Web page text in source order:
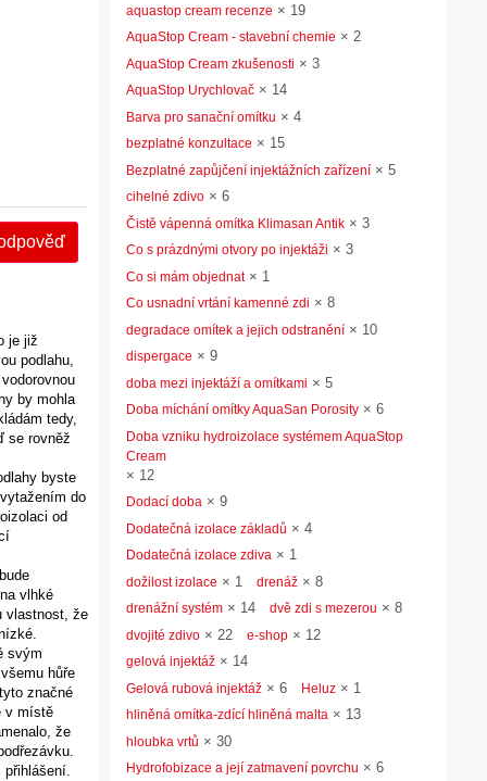
je již
podlahu,
by mohla
tedy,
se rovněž
byste
do
od
vlhké
vlastnost, že
svým
hůře
značné
v místě
že
přihlášení.
aquastop cream recenze × 19
AquaStop Cream - stavební chemie × 2
AquaStop Cream zkušenosti × 3
AquaStop Urychlovač × 14
Barva pro sanační omítku × 4
bezplatné konzultace × 15
Bezplatné zapůjčení injektážních zařízení × 5
cihelné zdivo × 6
Čistě vápenná omítka Klimasan Antik × 3
Co s prázdnými otvory po injektáži × 3
Co si mám objednat× 1
Co usnadní vrtání kamenné zdi × 8
degradace omítek a jejich odstranění × 10
dispergace × 9
doba mezi injektáží a omítkami × 5
Doba míchání omítky AquaSan Porosity × 6
Doba vzniku hydroizolace systémem AquaStop
Cream
× 12
Dodací doba × 9
Dodatečná izolace základů × 4
Dodatečná izolace zdiva × 1
dožilost izolace × 1 drenáž × 8
drenážní systém × 14 dvě zdi s mezerou × 8
dvojité zdivo × 22 e-shop × 12
gelová injektáž × 14
Gelová rubová injektáž × 6 Heluz × 1
hliněná omítka-zdící hliněná malta × 13
hloubka vrtů × 30
Hydrofobizace a její zatmavení povrchu × 6